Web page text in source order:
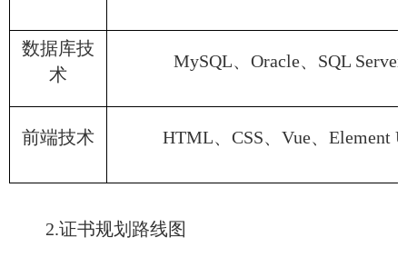
数据库技
术
MySQL、Oracle、SQL Server
前端技术 HTML、CSS、Vue、Element
2.证书规划路线图